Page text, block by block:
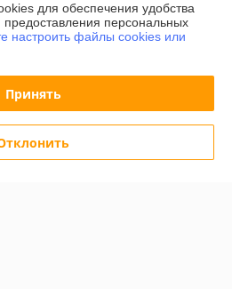
Deal.by
для обеспечения удобства
предоставления персональных
настроить файлы cookies или
Принять